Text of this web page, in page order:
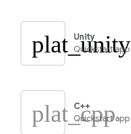
plat_unity
Unity
Quickstart app
plat_cpp
C++
Quickstart app